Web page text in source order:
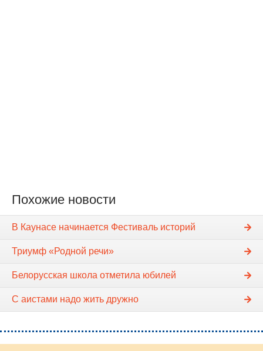
Похожие новости
В Каунасе начинается Фестиваль историй
Триумф «Родной речи»
Белорусская школа отметила юбилей
С аистами надо жить дружно